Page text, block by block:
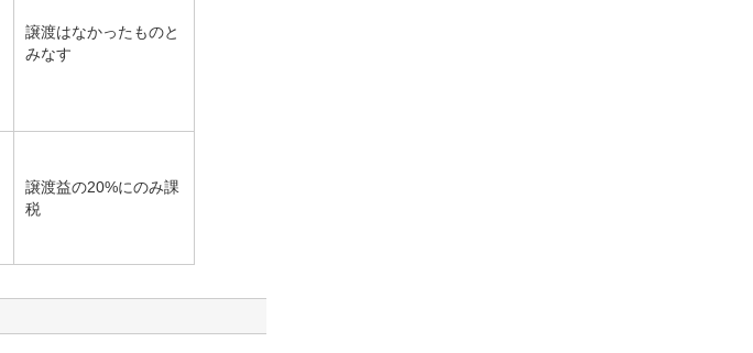
譲渡はなかったものと
みなす
譲渡益の20%にのみ課
税